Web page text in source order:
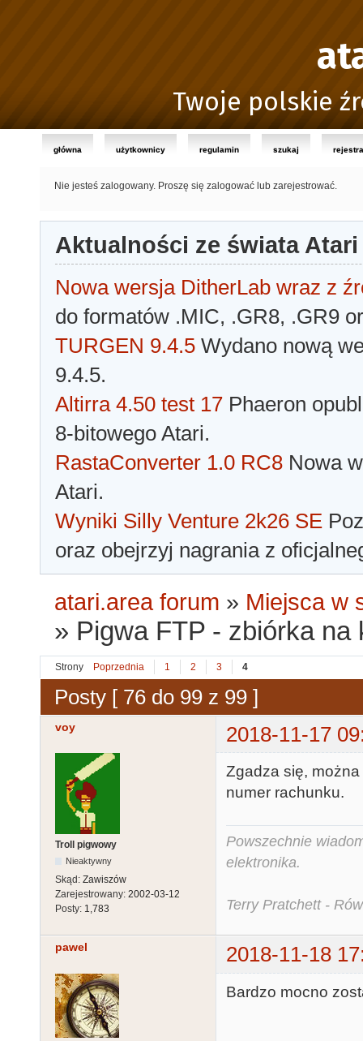
Twoje polskie
główna użytkownicy regulamin szukaj
Nie jesteś zalogowany. Proszę się zalogować lub zarejestrować.
Aktualności ze świata Atari
Nowa wersja DitherLab wraz z
do formatów .MIC, .GR8, .GR9
TURGEN 9.4.5 Wydano nową
9.4.5.
Altirra 4.50 test 17 Phaeron
8-bitowego Atari.
RastaConverter 1.0 RC8 Nowa
Atari.
Wyniki Silly Venture 2k26 SE
oraz obejrzyj nagrania z
atari.area forum » Miejsca w
» Pigwa FTP - zbiórka
Strony Poprzednia 1 2 3 4
Posty [ 76 do 99 z 99 ]
voy 2018-11-17
Troll pigwowy
Nieaktywny
Skąd: Zawiszów
Zarejestrowany: 2002-03-12
Posty: 1,783
Zgadza się,
numer rachunku.
Powszechnie
elektronika.
Terry Pratchett -
pawel 2018-11-18
Bardzo mocno